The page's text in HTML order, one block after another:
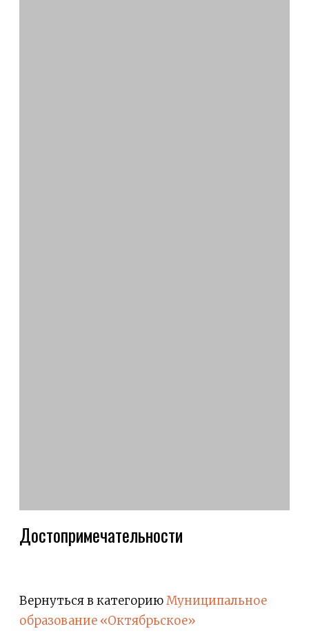
Достопримечательности
Вернуться в категориюМуниципальное
образование «Октябрьское»